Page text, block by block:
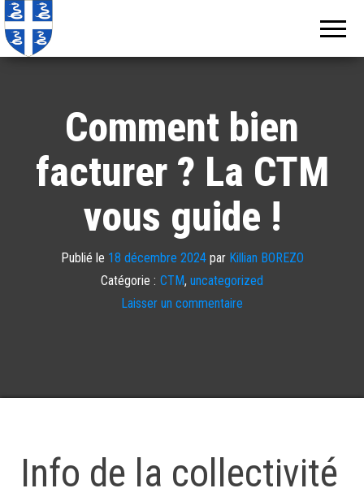
Comment bien
facturer ? La CTM
vous guide !
Publié le 18 décembre 2024par Killian BOREZO
Catégorie : CTM, uncategorized
Laisser un commentaire
Info de la collectivité